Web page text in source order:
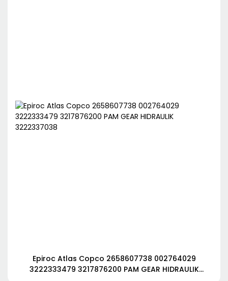
Epiroc Atlas Copco 2658607738 002764029
3222333479 3217876200 PAM GEAR HIDRAULIK